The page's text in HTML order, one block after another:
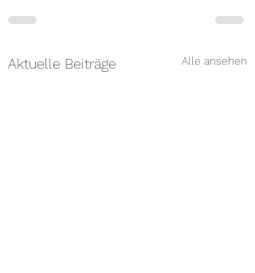
Aktuelle Beiträge Alle ansehen